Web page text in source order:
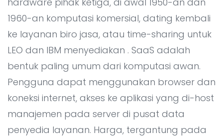
Integrasi Sistem AI
Semua Layanan Development
1960-an komputasi komersial, dating kembali
ke layanan biro jasa, atau time-sharing untuk
LEO dan IBM menyediakan . SaaS adalah
bentuk paling umum dari komputasi awan.
Pengguna dapat menggunakan browser dan
koneksi internet, akses ke aplikasi yang di-host
manajemen pada server di pusat data
penyedia layanan. Harga, tergantung pada